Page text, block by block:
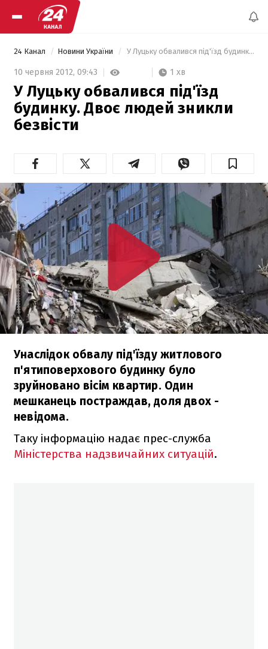
24 Канал Новини України У Луцьку обвалився під'їзд будинку. Двоє людей зникли безвісти
10 червня 2012, 09:43 1 хв
У Луцьку обвалився під'їзд
будинку. Двоє людей зникли
безвісти
Унаслідок обвалу під'їзду житлового
п'ятиповерхового будинку було
зруйновано вісім квартир. Один
мешканець постраждав, доля двох -
невідома.
Таку інформацію надає прес-служба
Міністерства надзвичайних ситуацій.